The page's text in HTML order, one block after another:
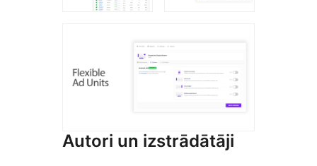
Autori un izstrādātāji